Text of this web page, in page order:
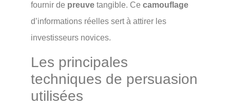
fournir de preuve tangible. Ce camouflage
d’informations réelles sert à attirer les
investisseurs novices.
Les principales
techniques de persuasion
utilisées